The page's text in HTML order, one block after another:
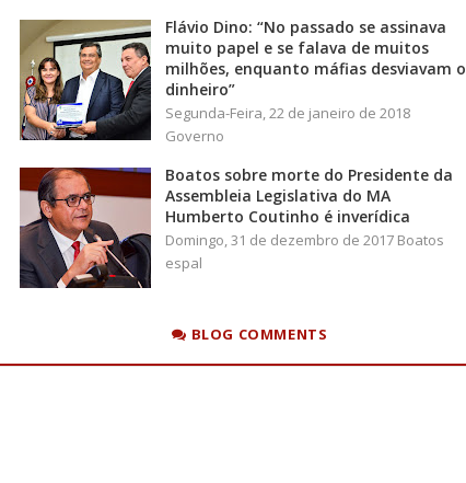
Flávio Dino: “No passado se assinava
muito papel e se falava de muitos
milhões, enquanto máfias desviavam o
dinheiro”
Segunda-Feira, 22 de janeiro de 2018
Governo
Boatos sobre morte do Presidente da
Assembleia Legislativa do MA
Humberto Coutinho é inverídica
Domingo, 31 de dezembro de 2017 Boatos
espal
BLOG COMMENTS